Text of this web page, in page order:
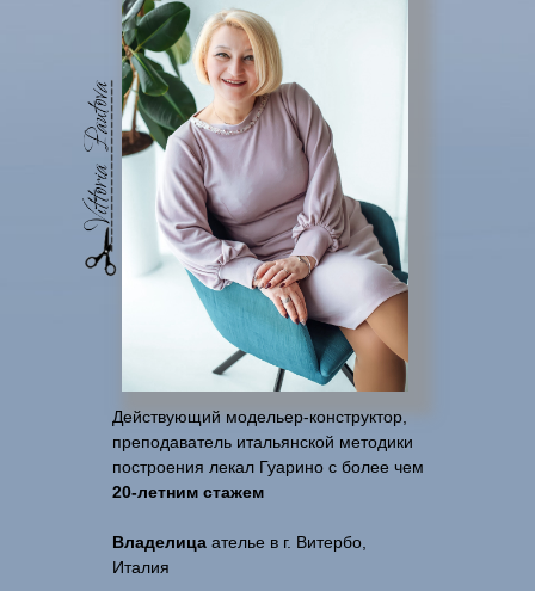
Действующий модельер-конструктор,
преподаватель итальянской методики
построения лекал Гуарино с более чем
20-летним стажем
Владелица ателье в г. Витербо,
Италия